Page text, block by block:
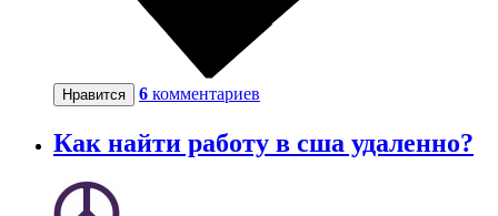
Нравится 6 комментариев
Как найти работу в сша удаленно?